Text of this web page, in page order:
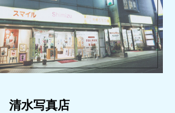
清水写真店